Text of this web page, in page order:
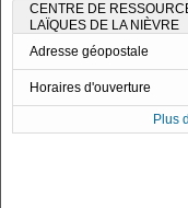
CENTRE DE
LAÏQUES DE LA NIÈVRE
Adresse géopostale
Horaires d'ouverture
Plus